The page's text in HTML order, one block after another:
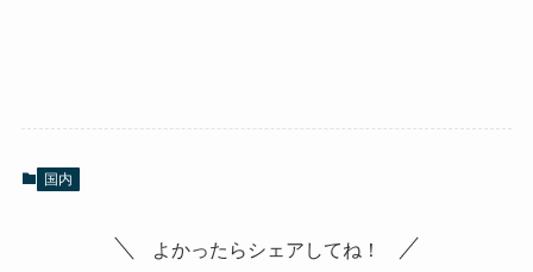
国内
よかったらシェアしてね！